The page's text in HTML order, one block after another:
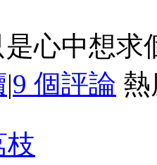
心中想求
|9 個評論
枝